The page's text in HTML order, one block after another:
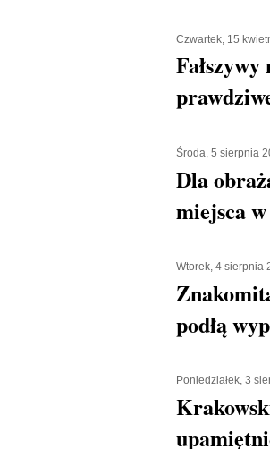
Czwartek, 15
Środa, 5 sierpnia
Dla
miejsca
Wtorek, 4 sierpnia
podłą
Poniedziałek, 3